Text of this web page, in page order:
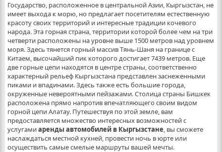
Государство, расположенное в центральной Азии, Кыргызстан, не
имеет выхода к морю, но предлагает посетителям естественную
красоту своих территорий и интересные традиции кочевого
народа. Эта горная страна, территории которой более чем на три
четверти расположены на уровне выше 1500 метров над уровнем
моря. Здесь тянется горный массив Тянь-Шаня на границе с
Китаем, высочайший пик которого достигает 7439 метров. Еще
две горные цепи находятся в центре страны, соответственно
характерный рельеф Кыргызстана представлен заснеженными
пиками и впадинами. Здесь также есть большие города,
окруженные невероятными пейзажами. Столица страны Бишкек
расположена прямо напротив впечатляющего своим видом
горной цепи Алатау. Путешествуя по этой земле, вам
предоставляется множество интересных возможностей с
услугамиаренды автомобилей в Кыргызстане, вы сможете
наслаждаться местной кухней, провести ночь в юрте или
осуществить самые смелые маршруты вашей мечты.